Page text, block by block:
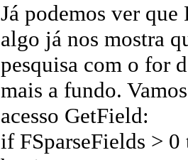
Já podemos ver
algo já nos mostra
pesquisa com o for
mais a fundo.
acesso GetField:
if FSparseFields > 0